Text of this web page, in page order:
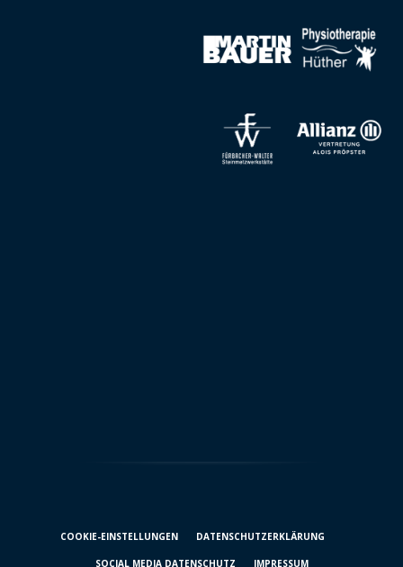
COOKIE-EINSTELLUNGEN DATENSCHUTZ­ERKLÄRUNG
SOCIAL MEDIA DATENSCHUTZ IMPRESSUM